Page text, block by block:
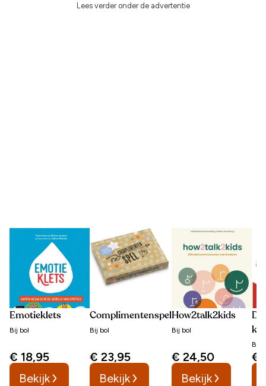
Lees verder onder de advertentie
Emotieklets
Bij bol
€ 18,95
Bekijk
Complimentenspel
Bij bol
€ 23,95
Bekijk
How2talk2kids
Bij bol
€ 24,50
Bekijk
De
Bij
€